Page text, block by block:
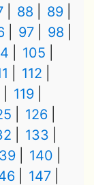
88
89
97
98
105
112
119
126
133
140
147